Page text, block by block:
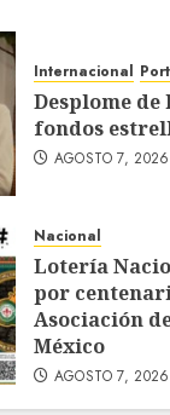
Internacional
Desplome
fondos
AGOSTO 7, 2026
Nacional
Lotería
por
Asociación
México
AGOSTO 7, 2026